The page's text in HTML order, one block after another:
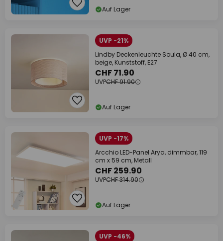
Auf Lager
UVP -21%
Lindby Deckenleuchte Soula, Ø 40 cm,
beige, Kunststoff, E27
CHF 71.90
UVPCHF 91.90
Auf Lager
UVP -17%
Arcchio LED-Panel Arya, dimmbar, 119
cm x 59 cm, Metall
CHF 259.90
UVPCHF 314.90
Auf Lager
UVP -46%